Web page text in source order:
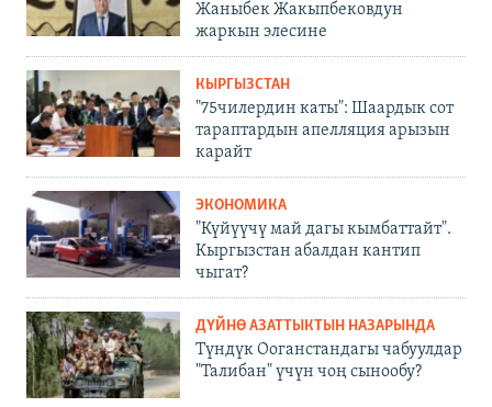
Жаныбек Жакыпбековдун
жаркын элесине
КЫРГЫЗСТАН
"75чилердин каты": Шаардык сот
тараптардын апелляция арызын
карайт
ЭКОНОМИКА
"Күйүүчү май дагы кымбаттайт".
Кыргызстан абалдан кантип
чыгат?
ДҮЙНӨ АЗАТТЫКТЫН НАЗАРЫНДА
Түндүк Ооганстандагы чабуулдар
"Талибан" үчүн чоң сынообу?